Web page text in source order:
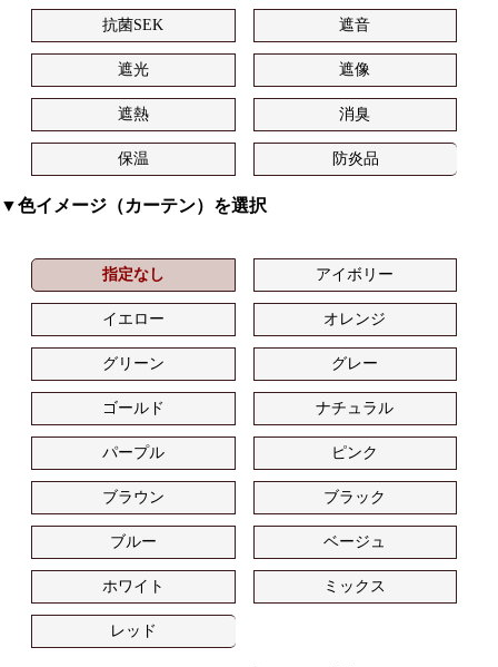
抗菌SEK 遮音
遮光 遮像
遮熱 消臭
保温 防炎品
▼色イメージ（カーテン）を選択
指定なし アイボリー
イエロー オレンジ
グリーン グレー
ゴールド ナチュラル
パープル ピンク
ブラウン ブラック
ブルー ベージュ
ホワイト ミックス
レッド